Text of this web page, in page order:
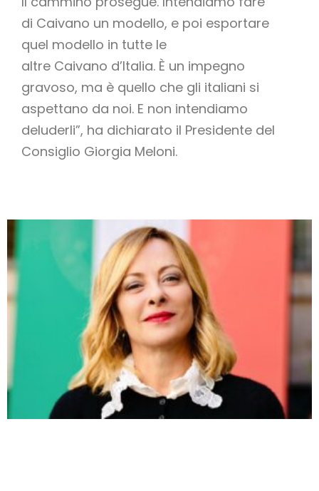
di Caivano un modello, e poi esportare
quel modello in tutte le
altre Caivano d’Italia. È un impegno
gravoso, ma è quello che gli italiani si
aspettano da noi. E non intendiamo
deluderli”, ha dichiarato il Presidente del
Consiglio Giorgia Meloni.